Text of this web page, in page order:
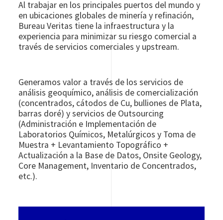
Al trabajar en los principales puertos del mundo y
en ubicaciones globales de minería y refinación,
Bureau Veritas tiene la infraestructura y la
experiencia para minimizar su riesgo comercial a
través de servicios comerciales y upstream.
Generamos valor a través de los servicios de
análisis geoquímico, análisis de comercialización
(concentrados, cátodos de Cu, bulliones de Plata,
barras doré) y servicios de Outsourcing
(Administración e Implementación de
Laboratorios Químicos, Metalúrgicos y Toma de
Muestra + Levantamiento Topográfico +
Actualización a la Base de Datos, Onsite Geology,
Core Management, Inventario de Concentrados,
etc.).